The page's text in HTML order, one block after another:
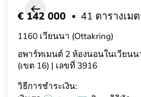
อพาร์ทเมนต์ 2 ห้องนอนในเวียน
(เขต 16) | เลขที่ 3916
€ 142 000 41 ตารางเม
1160 เวียนนา (Ottakring)
วิธีการชำระเงิน: